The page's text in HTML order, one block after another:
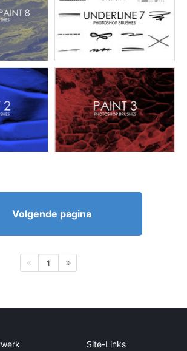
Volgende pagina
1
Site-Links